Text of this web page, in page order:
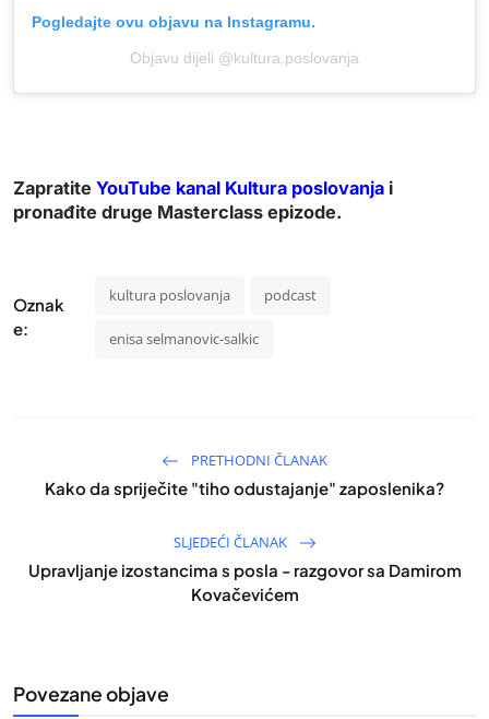
Pogledajte ovu objavu na Instagramu.
Objavu dijeli @kultura.poslovanja
Zapratite YouTube kanal Kultura poslovanja i
pronađite druge Masterclass epizode.
Oznak
e:
kultura poslovanja podcast
enisa selmanovic-salkic
PRETHODNI ČLANAK
Kako da spriječite "tiho odustajanje" zaposlenika?
SLJEDEĆI ČLANAK
Upravljanje izostancima s posla - razgovor sa Damirom
Kovačevićem
Povezane objave